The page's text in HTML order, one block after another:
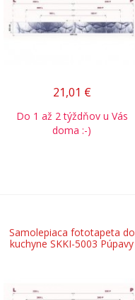
21,01 €
Do 1 až 2 týždňov u Vás
doma :-)
Samolepiaca fototapeta do
kuchyne SKKI-5003 Púpavy